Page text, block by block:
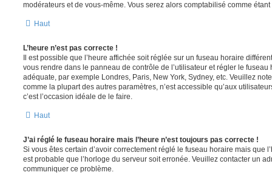
modérateurs et de vous-même. Vous serez alors comptabilisé comme
Haut
L’heure n’est pas correcte !
Il est possible que l’heure affichée soit réglée sur un fuseau horaire
vous rendre dans le panneau de contrôle de l’utilisateur et régler le
adéquate, par exemple Londres, Paris, New York, Sydney, etc. Veuillez
comme la plupart des autres paramètres, n’est accessible qu’aux
c’est l’occasion idéale de le faire.
Haut
J’ai réglé le fuseau horaire mais l’heure n’est toujours pas correcte !
Si vous êtes certain d’avoir correctement réglé le fuseau horaire mais que
est probable que l’horloge du serveur soit erronée. Veuillez contacter un
communiquer ce problème.